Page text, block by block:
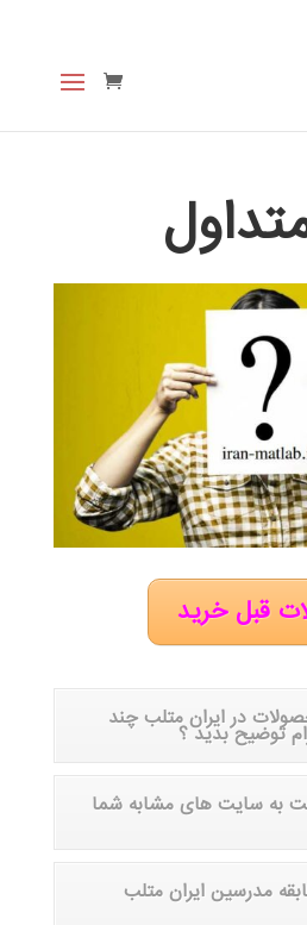
قبل خرید
در ایران متلب چند
توضیح بدید ؟
به سایت های مشابه شما
مدرسین ایران متلب